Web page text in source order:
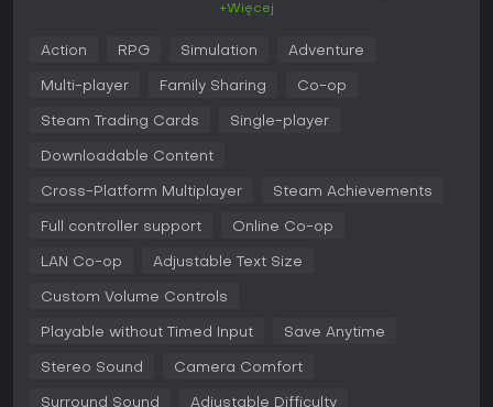
craftingu i budowania baz.
Rozgrywka
Podstawą rozgrywki jest kooperacyjny survival w
obejmuje także tropikalne i międzywymiarowe lokacje.
by tworzyć narzędzia, broń oraz wyposażenie - od
Rozwój postaci opiera się na systemie doświadczenia i
drzewku umiejętności, pozwalającym na specjalizację
poprzez wybierane zawody i cechy podczas tworzenia
bohatera. Przetrwanie wymaga dbania o głód, pragnienie,
badania czy odpoczynek - powiązane są z minigrami.
mogą wznosić fortyfikacje oraz zarządzać bazami,
pobierana jest z gniazdek w obiekcie, a systemy chemiczne
umożliwiają zaawansowany crafting. Dodatek nakłada na
+Więcej
Action RPG Simulation Adventure
Multi-player Family Sharing Co-op
Steam Trading Cards Single-player
Downloadable Content
Cross-Platform Multiplayer Steam Achievements
Full controller support Online Co-op
LAN Co-op Adjustable Text Size
Custom Volume Controls
Playable without Timed Input Save Anytime
Stereo Sound Camera Comfort
Surround Sound Adjustable Difficulty